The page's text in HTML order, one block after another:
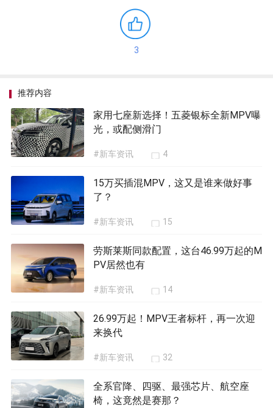
3
推荐内容
家用七座新选择！五菱银标全新MPV曝
光，或配侧滑门
#新车资讯 4
15万买插混MPV，这又是谁来做好事
了？
#新车资讯 15
劳斯莱斯同款配置，这台46.99万起的M
PV居然也有
#新车资讯 14
26.99万起！MPV王者标杆，再一次迎
来换代
#新车资讯 32
全系官降、四驱、最强芯片、航空座
椅，这竟然是赛那？